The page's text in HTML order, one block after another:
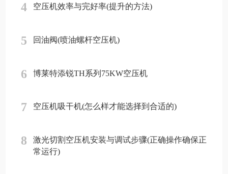
4 空压机效率与完好率(提升的方法)
5 回油阀(喷油螺杆空压机)
6 博莱特添锐TH系列75KW空压机
7 空压机吸干机(怎么样才能选择到合适的)
8
激光切割空压机安装与调试步骤(正确操作确保正
常运行)